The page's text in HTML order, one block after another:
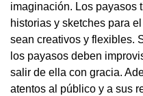
imaginación. Los payasos
historias y sketches para
sean creativos y flexibles.
los payasos deben
salir de ella con gracia.
atentos al público y a sus